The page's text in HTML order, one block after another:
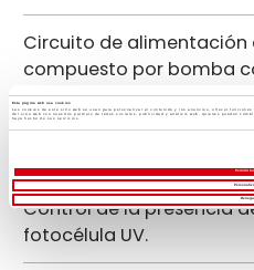
Esta página web usa cookies
Las cookies de este sitio web se usan para personalizar el contenido y los anuncios, ofrecer
del sitio web con nuestros partners de redes sociales, publicidad y análisis web, quienes pueden
haya hecho de sus servicios.
Permitir
Personalizar
Denegar
Circuito de
compuesto por bomba
presión, válvulas de
Control de la presencia
fotocélula UV.